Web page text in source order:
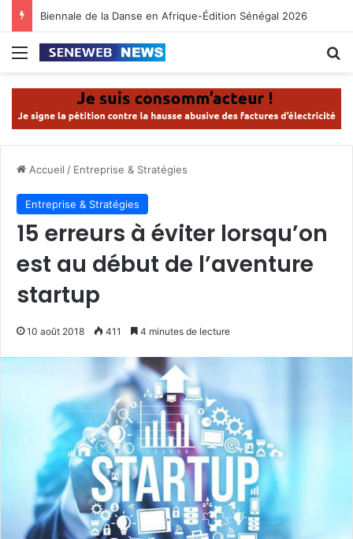
Menu
Accueil / Entreprise & Stratégies
Entreprise & Stratégies
15 erreurs à éviter lorsqu’on
est au début de l’aventure
startup
10 août 2018 411 4 minutes de lecture